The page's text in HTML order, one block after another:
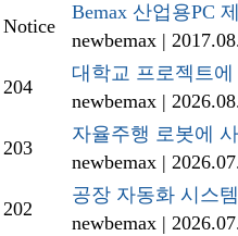
Notice
Bemax 산업용PC
newbemax |
204
대학교 프로젝트에
newbemax |
203
자율주행 로봇에
newbemax |
202
공장 자동화 시스
newbemax |